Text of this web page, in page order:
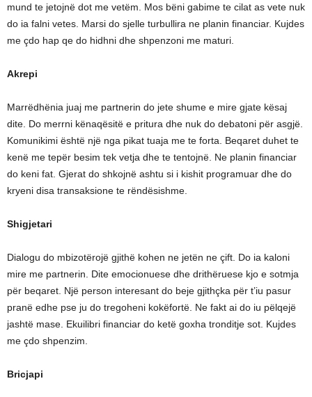
mund te jetojnë dot me vetëm. Mos bëni gabime te cilat as vete nuk
do ia falni vetes. Marsi do sjelle turbullira ne planin financiar. Kujdes
me çdo hap qe do hidhni dhe shpenzoni me maturi.
Akrepi
Marrëdhënia juaj me partnerin do jete shume e mire gjate kësaj
dite. Do merrni kënaqësitë e pritura dhe nuk do debatoni për asgjë.
Komunikimi është një nga pikat tuaja me te forta. Beqaret duhet te
kenë me tepër besim tek vetja dhe te tentojnë. Ne planin financiar
do keni fat. Gjerat do shkojnë ashtu si i kishit programuar dhe do
kryeni disa transaksione te rëndësishme.
Shigjetari
Dialogu do mbizotërojë gjithë kohen ne jetën ne çift. Do ia kaloni
mire me partnerin. Dite emocionuese dhe drithëruese kjo e sotmja
për beqaret. Një person interesant do beje gjithçka për t’iu pasur
pranë edhe pse ju do tregoheni kokëfortë. Ne fakt ai do iu pëlqejë
jashtë mase. Ekuilibri financiar do ketë goxha tronditje sot. Kujdes
me çdo shpenzim.
Bricjapi